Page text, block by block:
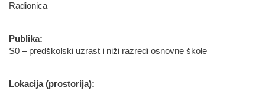
Radionica
Publika:
S0 – predškolski uzrast i niži razredi osnovne škole
Lokacija (prostorija):